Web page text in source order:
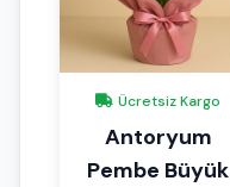
Ücretsiz Kargo
Antoryum
Pembe Büyük